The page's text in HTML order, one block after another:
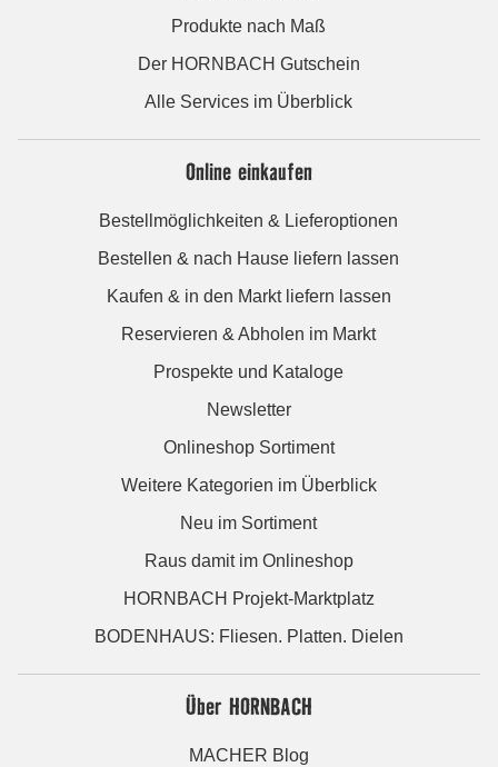
Produkte nach Maß
Der HORNBACH Gutschein
Alle Services im Überblick
Online einkaufen
Bestellmöglichkeiten & Lieferoptionen
Bestellen & nach Hause liefern lassen
Kaufen & in den Markt liefern lassen
Reservieren & Abholen im Markt
Prospekte und Kataloge
Newsletter
Onlineshop Sortiment
Weitere Kategorien im Überblick
Neu im Sortiment
Raus damit im Onlineshop
HORNBACH Projekt-Marktplatz
BODENHAUS: Fliesen. Platten. Dielen
Über HORNBACH
MACHER Blog